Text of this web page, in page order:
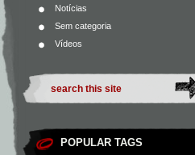
Notícias
Sem categoria
Vídeos
POPULAR TAGS